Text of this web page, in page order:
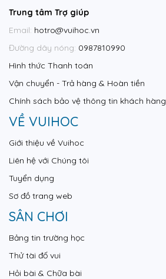
Trung tâm Trợ giúp
Email: hotro@vuihoc.vn
Đường dây nóng: 0987810990
Hình thức Thanh toán
Vận chuyển - Trả hàng & Hoàn tiền
Chính sách bảo vệ thông tin khách hàng
VỀ VUIHOC
Giới thiệu về Vuihoc
Liên hệ với Chúng tôi
Tuyển dụng
Sơ đồ trang web
SÂN CHƠI
Bảng tin trường học
Thử tài đố vui
Hỏi bài & Chữa bài